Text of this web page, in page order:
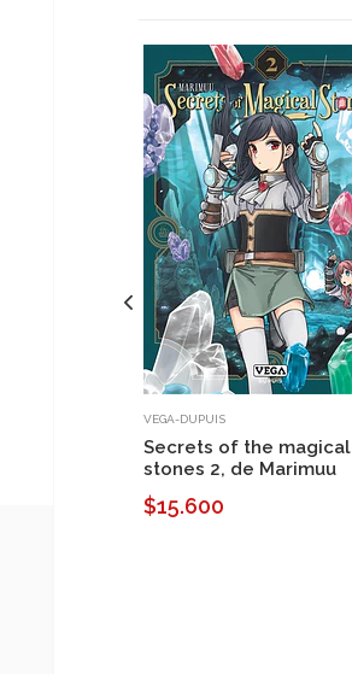
VEGA-DUPUIS
Secrets of the magical
stones 2, de Marimuu
$15.600